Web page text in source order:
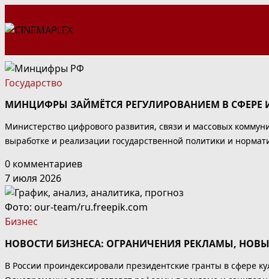
к
Государство
МИНЦИФРЫ ЗАЙМЁТСЯ РЕГУЛИРОВАНИЕМ В СФЕРЕ
Министерство цифрового развития, связи и массовых
выработке и реализации государственной политики и
0 комментариев
7 июля 2026
Фото: our-team/ru.freepik.com
Бизнес
НОВОСТИ БИЗНЕСА: ОГРАНИЧЕНИЯ РЕКЛАМЫ,
В России проиндексировали президентские гранты в сфере